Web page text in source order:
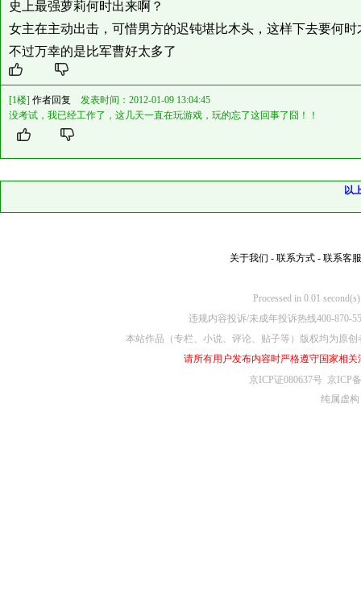
史上最强萝莉何时出来啊？
女主在主动出击，可惜男方的迟钝堪比木头，这样下去要何时
不过万幸的是比军曹好太多了
[1楼] 作者回复 发表时间：2012-01-09 13:04:45
没考试，我已经工作了，这几天一直在玩游戏，玩的忘了这回事了囧！！
以
关于我们 - 联系方式 - 联系客服
Processed in 0.01
违规内容投诉/未成年投诉热线400-870-
本站作品（专栏、小说、评论、贴子等）版权均为原
请所有用户发布内容时严格遵守国家相
京ICP证080637号 京ICP
纯属虚